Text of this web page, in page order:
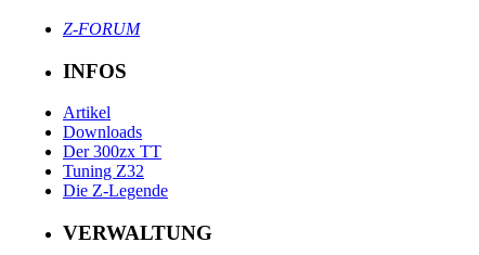
Z-FORUM
INFOS
Artikel
Downloads
Der 300zx TT
Tuning Z32
Die Z-Legende
VERWALTUNG